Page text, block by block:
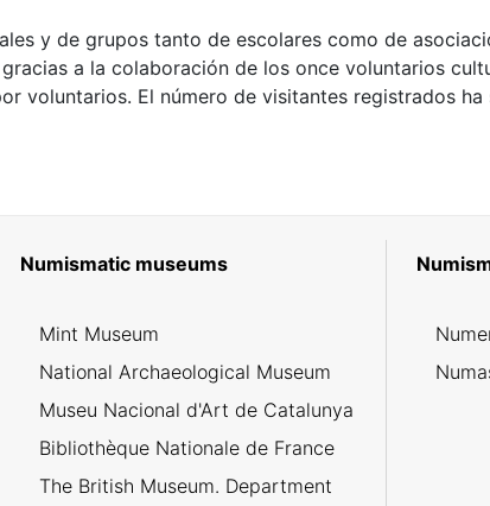
y de grupos tanto de escolares como de
a la colaboración de los once voluntarios
voluntarios. El número de visitantes registrados ha
Numismatic museums
Mint Museum
National Archaeological Museum
Museu Nacional d'Art de Catalunya
Bibliothèque Nationale de France
The British Museum. Department